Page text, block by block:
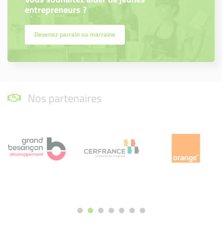
entrepreneurs ?
Devenez parrain ou marraine
Nos partenaires